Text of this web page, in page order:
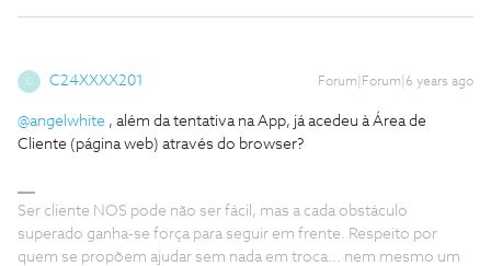
C C24XXXX201 Forum|Forum|6 years ago
@angelwhite , além da tentativa na App, já acedeu à Área de
Cliente (página web) através do browser?
Ser cliente NOS pode não ser fácil, mas a cada obstáculo
superado ganha-se força para seguir em frente. Respeito por
quem se propõem ajudar sem nada em troca... nem mesmo um